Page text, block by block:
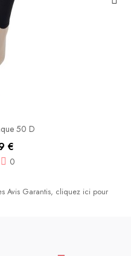
50 D
€
0
Avis Garantis, cliquez ici pour